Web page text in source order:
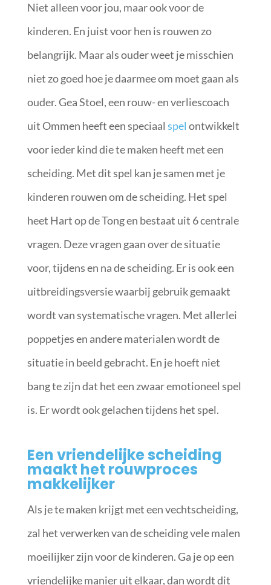
Niet alleen voor jou, maar ook voor de
kinderen. En juist voor hen is rouwen zo
belangrijk. Maar als ouder weet je misschien
niet zo goed hoe je daarmee om moet gaan als
ouder. Gea Stoel, een rouw- en verliescoach
uit Ommen heeft een speciaal spel ontwikkelt
voor ieder kind die te maken heeft met een
scheiding. Met dit spel kan je samen met je
kinderen rouwen om de scheiding. Het spel
heet Hart op de Tong en bestaat uit 6 centrale
vragen. Deze vragen gaan over de situatie
voor, tijdens en na de scheiding. Er is ook een
uitbreidingsversie waarbij gebruik gemaakt
wordt van systematische vragen. Met allerlei
poppetjes en andere materialen wordt de
situatie in beeld gebracht. En je hoeft niet
bang te zijn dat het een zwaar emotioneel spel
is. Er wordt ook gelachen tijdens het spel.
Een vriendelijke scheiding
maakt het rouwproces
makkelijker
Als je te maken krijgt met een vechtscheiding,
zal het verwerken van de scheiding vele malen
moeilijker zijn voor de kinderen. Ga je op een
vriendelijke manier uit elkaar, dan wordt dit